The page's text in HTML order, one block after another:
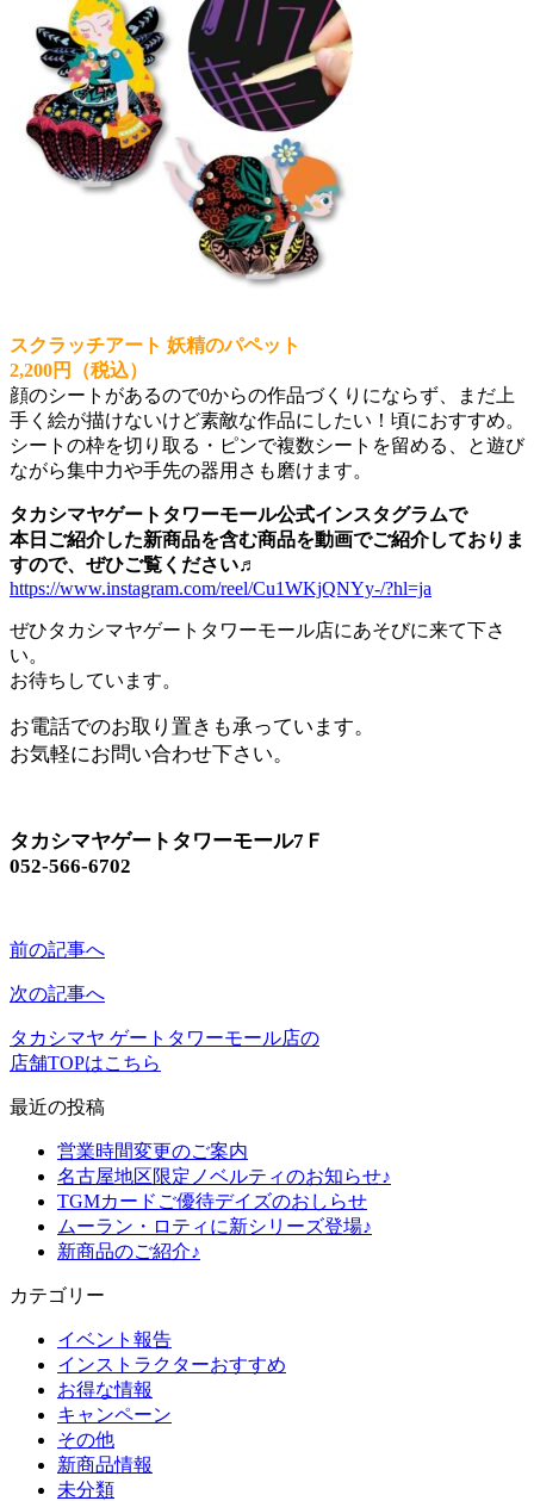
スクラッチアート 妖精のパペット
2,200円（税込）
顔のシートがあるので0からの作品づくりにならず、まだ上
手く絵が描けないけど素敵な作品にしたい！頃におすすめ。
シートの枠を切り取る・ピンで複数シートを留める、と遊び
ながら集中力や手先の器用さも磨けます。
タカシマヤゲートタワーモール公式インスタグラムで
本日ご紹介した新商品を含む商品を動画でご紹介しておりま
すので、ぜひご覧ください♬
https://www.instagram.com/reel/Cu1WKjQNYy-/?hl=ja
ぜひタカシマヤゲートタワーモール店にあそびに来て下さ
い。
お待ちしています。
お電話でのお取り置きも承っています。
お気軽にお問い合わせ下さい。
タカシマヤゲートタワーモール7Ｆ
052-566-6702
前の記事へ
次の記事へ
タカシマヤ ゲートタワーモール店の
店舗TOPはこちら
最近の投稿
営業時間変更のご案内
名古屋地区限定ノベルティのお知らせ♪
TGMカードご優待デイズのおしらせ
ムーラン・ロティに新シリーズ登場♪
新商品のご紹介♪
カテゴリー
イベント報告
インストラクターおすすめ
お得な情報
キャンペーン
その他
新商品情報
未分類